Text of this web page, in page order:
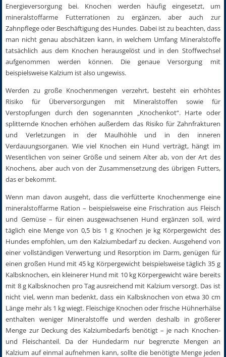
Energieversorgung bei. Knochen werden häufig eingesetzt, um
mineralstoffarme Futterrationen zu ergänzen, aber auch zur
Zahnpflege oder Beschäftigung des Hundes. Dabei ist zu beachten, dass
man nicht genau abschätzen kann, in welchem Umfang Mineralstoffe
tatsächlich aus dem Knochen herausgelöst und in den Stoffwechsel
aufgenommen werden können. Die genaue Versorgung mit
beispielsweise Kalzium ist also ungewiss.
Werden zu große Knochenmengen verzehrt, besteht ein erhöhtes
Risiko für Überversorgungen mit Mineralstoffen sowie für
Verstopfungen durch den sogenannten „Knochenkot“. Harte oder
splitternde Knochen erhöhen außerdem das Risiko für Zahnfrakturen
und Verletzungen in der Maulhöhle und in den inneren
Verdauungsorganen. Wie viel Knochen ein Hund verträgt, hängt im
Wesentlichen von seiner Größe und seinem Alter ab, von der Art des
Knochens, aber auch von der Zusammensetzung des übrigen Futters,
das er bekommt.
Wenn man davon ausgeht, dass die verfütterte Knochenmenge eine
mineralstoffarme Ration – beispielsweise eine Frischration aus Fleisch
und Gemüse – für einen ausgewachsenen Hund ergänzen soll, wird
täglich eine Menge von 0,5 bis 1 g Knochen je kg Körpergewicht des
Hundes empfohlen, um den Kalziumbedarf zu decken. Ausgehend von
einer vollständigen Verwertung und Resorption im Darm, genügen für
einen großen Hund mit 45 kg Körpergewicht beispielsweise täglich 35 g
Kalbsknochen, ein kleinerer Hund mit 10 kg Körpergewicht wäre bereits
mit 8 g Kalbsknochen pro Tag ausreichend mit Kalzium versorgt. Das ist
nicht viel, wenn man bedenkt, dass ein Kalbsknochen von etwa 30 cm
Länge mehr als 1 kg wiegt. Fleischige Knochen oder frische Hühnerhälse
enthalten weniger Mineralstoffe und werden deshalb in größerer
Menge zur Deckung des Kalziumbedarfs benötigt – je nach Knochen-
und Fleischanteil. Da der Hundedarm nur begrenzte Mengen an
Kalzium auf einmal aufnehmen kann, sollte die benötigte Menge jeden